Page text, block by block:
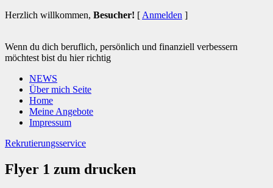
Herzlich willkommen, Besucher! [ Anmelden ]
Wenn du dich beruflich, persönlich und finanziell verbessern
möchtest bist du hier richtig
NEWS
Über mich Seite
Home
Meine Angebote
Impressum
Rekrutierungsservice
Flyer 1 zum drucken